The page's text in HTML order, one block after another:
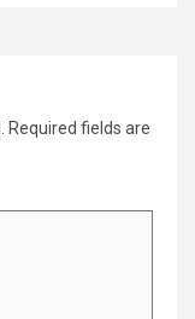
Required fields are